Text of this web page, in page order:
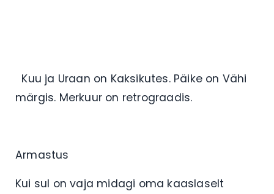
Kuu ja Uraan on Kaksikutes. Päike on Vähi
märgis. Merkuur on retrograadis.
Armastus
Kui sul on vaja midagi oma kaaslaselt